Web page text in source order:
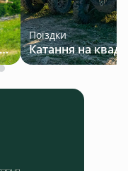
Велика гуцульська гойдалка — джип-тур у Карпатах
Поїздки